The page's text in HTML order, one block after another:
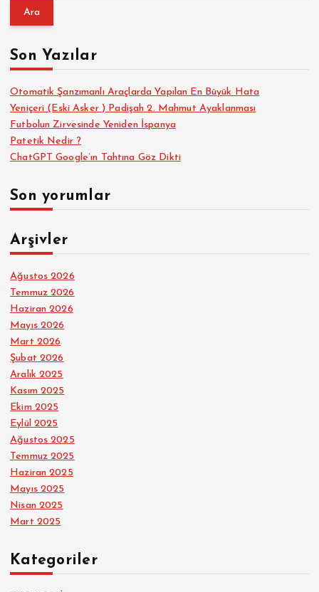
m
:Son Yazılar
Otomatik Şanzımanlı Araçlarda Yapılan En Büyük Hata
Yeniçeri (Eski Asker ) Padişah 2. Mahmut Ayaklanması
Futbolun Zirvesinde Yeniden İspanya
Patetik Nedir ?
ChatGPT Google’ın Tahtına Göz Dikti
Son yorumlar
Arşivler
Ağustos 2026
Temmuz 2026
Haziran 2026
Mayıs 2026
Mart 2026
Şubat 2026
Aralık 2025
Kasım 2025
Ekim 2025
Eylül 2025
Ağustos 2025
Temmuz 2025
Haziran 2025
Mayıs 2025
Nisan 2025
Mart 2025
Kategoriler